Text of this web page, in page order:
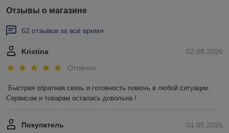
Отзывы о магазине
62 отзывов за всё время
02.08.2026
Kristina
Отлично
Быстрая обратная связь и готовность помочь в любой ситуации.
Сервисом и товарам осталась довольна !
01.05.2026
Покупатель